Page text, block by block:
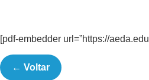
[pdf-embedder url=”https://
← Voltar